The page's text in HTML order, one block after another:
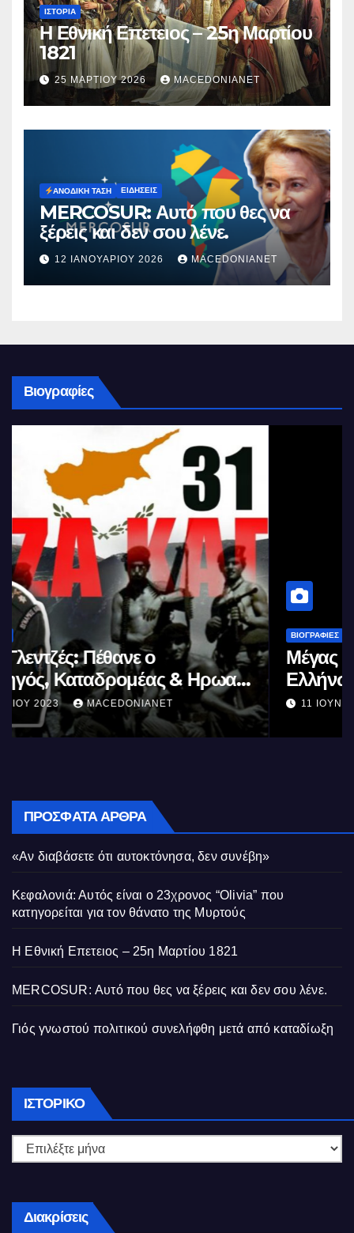
ΙΣΤΟΡΊΑ
Η Εθνική Επετειος – 25η Μαρτίου
1821
25 ΜΑΡΤΊΟΥ 2026 MACEDONIANET
ΑΝΟΔΙΚΉ ΤΆΣΗ ΕΙΔΉΣΕΙΣ
MERCOSUR: Αυτό που θες να
ξέρεις και δεν σου λένε.
12 ΙΑΝΟΥΑΡΊΟΥ 2026 MACEDONIANET
Βιογραφίες
ΒΙΟΓΡΑΦΊΕΣ
Μέγας Αλέξανδρος: Ο μέγιστος των
Ελλήνων
11 ΙΟΥΝΊΟΥ 2023 MACEDONIANET
ΠΡΌΣΦΑΤΑ ΆΡΘΡΑ
«Αν διαβάσετε ότι αυτοκτόνησα, δεν συνέβη»
Κεφαλονιά: Αυτός είναι ο 23χρονος “Olivia” που
κατηγορείται για τον θάνατο της Μυρτούς
Η Εθνική Επετειος – 25η Μαρτίου 1821
MERCOSUR: Αυτό που θες να ξέρεις και δεν σου λένε.
Γιός γνωστού πολιτικού συνελήφθη μετά από καταδίωξη
ΙΣΤΟΡΙΚΌ Ιστορικό
Διακρίσεις